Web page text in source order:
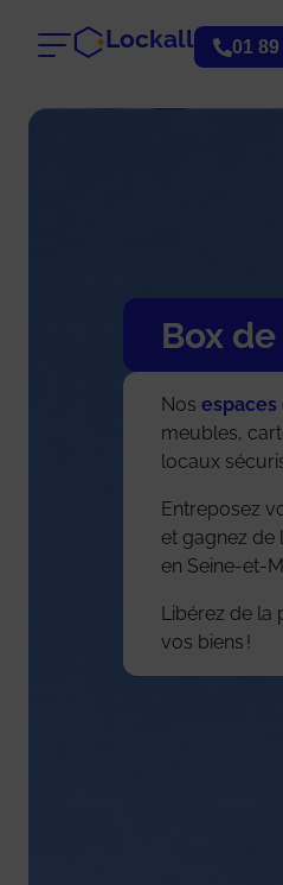
Lockall 01
Box
Nos espaces
meubles,
locaux
Entreposez
et gagnez de
en Seine-et-
Libérez de la
vos biens !